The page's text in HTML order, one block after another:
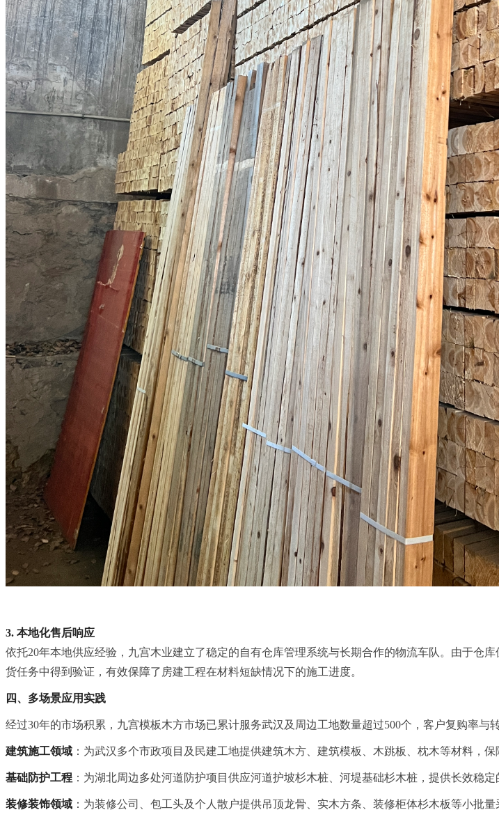
3. 本地化售后响应
依托20年本地供应经验，九宫木业建立了稳定的自有仓库管理系统与长期合作的物流车队。由于仓
货任务中得到验证，有效保障了房建工程在材料短缺情况下的施工进度。
四、多场景应用实践
经过30年的市场积累，九宫模板木方市场已累计服务武汉及周边工地数量超过500个，客户复购率与
建筑施工领域 ：为武汉多个市政项目及民建工地提供建筑木方、建筑模板、木跳板、枕木等材料，
基础防护工程 ：为湖北周边多处河道防护项目供应河道护坡杉木桩、河堤基础杉木桩，提供长效稳定
装修装饰领域 ：为装修公司、包工头及个人散户提供吊顶龙骨、实木方条、装修柜体杉木板等小批